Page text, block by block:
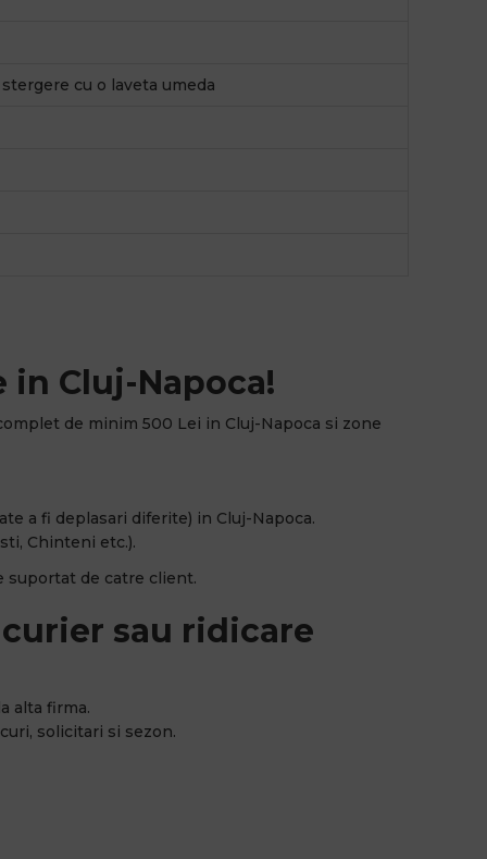
cu o laveta umeda
Cluj-Napoca!
de minim 500 Lei in Cluj-Napoca si zone
a fi deplasari diferite) in Cluj-Napoca.
Chinteni etc.).
suportat de catre client.
sau ridicare
alta firma.
solicitari si sezon.